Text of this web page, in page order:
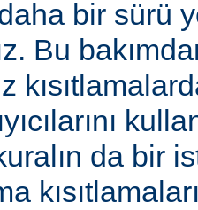
bir sürü
Bu
da bir